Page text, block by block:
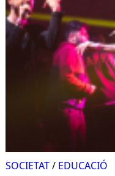
SOCIETAT/ EDUCACIÓ